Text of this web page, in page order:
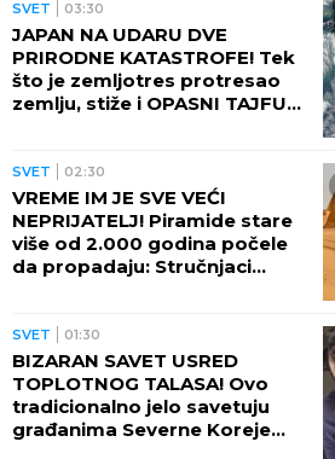
TURISTE: Ove lokacije po
VEOMA VISOKIM RIZIKOM su
od požara!
HAOS U RUDNIKU: Rudari
proveli i ČETVRTU NOĆ u jami!
Balkan u neverici
POČELO JE! Američka
kompanija stigla na Grenland!
Tramp se smeška, sprema se
bušenje nafte BEZ DOZVOLE
LOKALNIH VLASTI